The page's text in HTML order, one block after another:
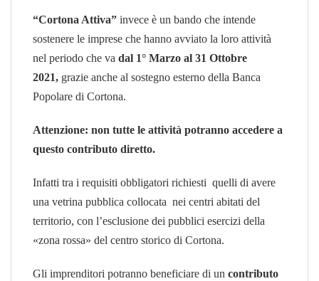
“Cortona Attiva” invece è un bando che intende
sostenere le imprese che hanno avviato la loro attività
nel periodo che va dal 1° Marzo al 31 Ottobre
2021, grazie anche al sostegno esterno della Banca
Popolare di Cortona.
Attenzione: non tutte le attività potranno accedere a
questo contributo diretto.
Infatti tra i requisiti obbligatori richiesti quelli di avere
una vetrina pubblica collocata nei centri abitati del
territorio, con l’esclusione dei pubblici esercizi della
«zona rossa» del centro storico di Cortona.
Gli imprenditori potranno beneficiare di un contributo